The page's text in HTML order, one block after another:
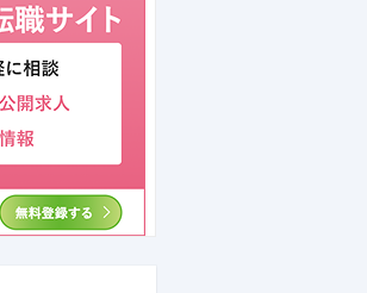
グス株式会社